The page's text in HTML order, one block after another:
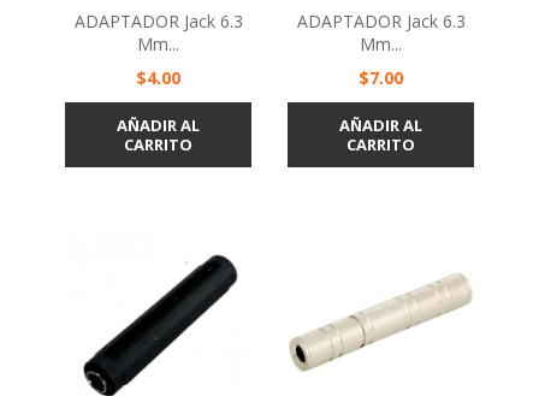
ADAPTADOR Jack 6.3
Mm...
Precio
$4.00
AÑADIR AL
CARRITO
ADAPTADOR Jack 6.3
Mm...
Precio
$7.00
AÑADIR AL
CARRITO